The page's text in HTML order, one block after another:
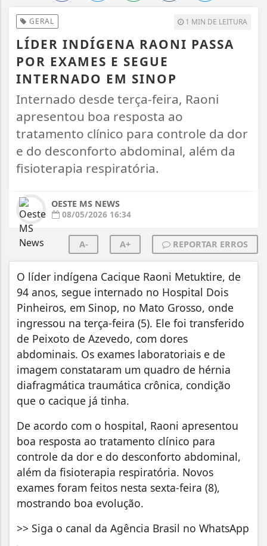
GERAL 1 MIN DE LEITURA
LÍDER INDÍGENA RAONI PASSA
POR EXAMES E SEGUE
INTERNADO EM SINOP
Internado desde terça-feira, Raoni
apresentou boa resposta ao
tratamento clínico para controle da dor
e do desconforto abdominal, além da
fisioterapia respiratória.
OESTE MS NEWS
08/05/2026 16:34
A- A+ REPORTAR ERROS
O líder indígena Cacique Raoni Metuktire, de
94 anos, segue internado no Hospital Dois
Pinheiros, em Sinop, no Mato Grosso, onde
ingressou na terça-feira (5). Ele foi transferido
de Peixoto de Azevedo, com dores
abdominais. Os exames laboratoriais e de
imagem constataram um quadro de hérnia
diafragmática traumática crônica, condição
que o cacique já tinha.
De acordo com o hospital, Raoni apresentou
boa resposta ao tratamento clínico para
controle da dor e do desconforto abdominal,
além da fisioterapia respiratória. Novos
exames foram feitos nesta sexta-feira (8),
mostrando boa evolução.
>> Siga o canal da Agência Brasil no WhatsApp